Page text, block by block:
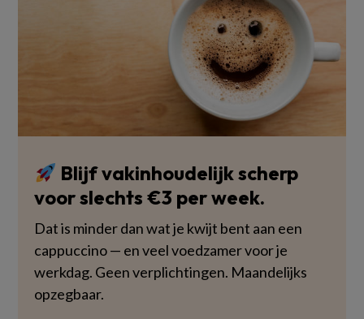
Blijf vakinhoudelijk scherp
voor slechts €3 per week.
Dat is minder dan wat je kwijt bent aan een
cappuccino — en veel voedzamer voor je
werkdag. Geen verplichtingen. Maandelijks
opzegbaar.